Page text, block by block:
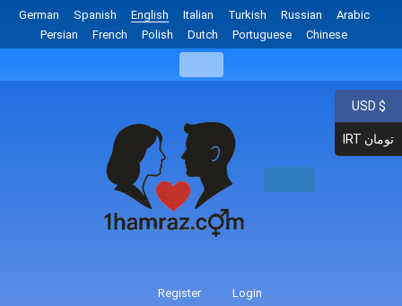
German Spanish English Italian Turkish Russian
Arabic
Persian
French Polish Dutch Portuguese Chinese
Register Login
USD $
IRT تومان